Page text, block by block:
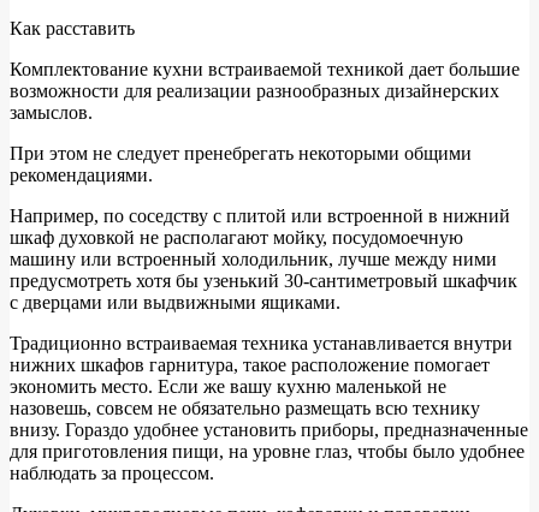
Как расставить
Комплектование кухни встраиваемой техникой дает большие
возможности для реализации разнообразных дизайнерских
замыслов.
При этом не следует пренебрегать некоторыми общими
рекомендациями.
Например, по соседству с плитой или встроенной в нижний
шкаф духовкой не располагают мойку, посудомоечную
машину или встроенный холодильник, лучше между ними
предусмотреть хотя бы узенький 30-сантиметровый шкафчик
с дверцами или выдвижными ящиками.
Традиционно встраиваемая техника устанавливается внутри
нижних шкафов гарнитура, такое расположение помогает
экономить место. Если же вашу кухню маленькой не
назовешь, совсем не обязательно размещать всю технику
внизу. Гораздо удобнее установить приборы, предназначенные
для приготовления пищи, на уровне глаз, чтобы было удобнее
наблюдать за процессом.